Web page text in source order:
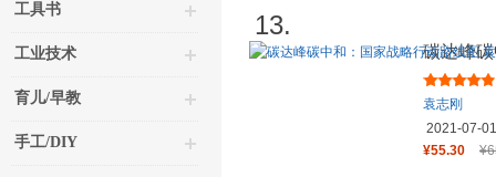
工具书
工业技术
育儿/早教
手工/DIY
13.
碳达峰
刚 循环
袁志刚
2021-07-01
¥55.30